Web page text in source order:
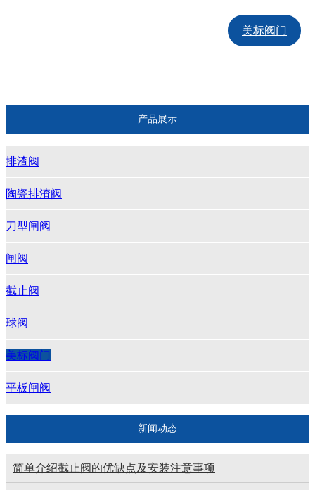
美标阀门
产品展示
排渣阀
陶瓷排渣阀
刀型闸阀
闸阀
截止阀
球阀
美标阀门
平板闸阀
新闻动态
简单介绍截止阀的优缺点及安装注意事项